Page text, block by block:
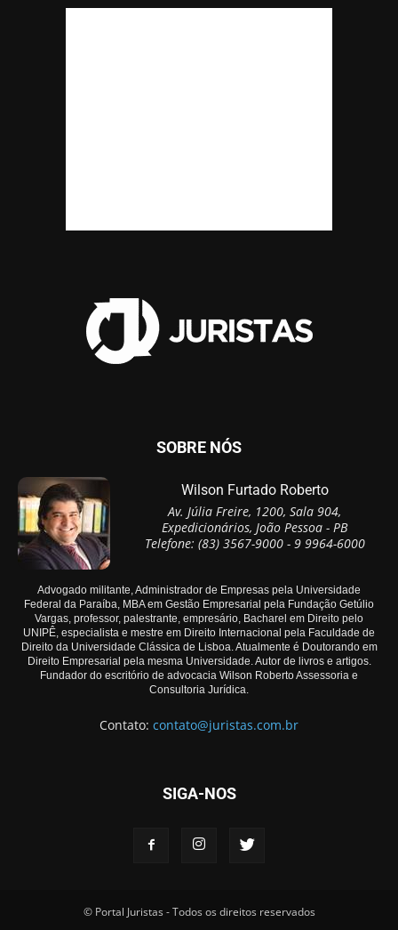
SOBRE NÓS
Wilson Furtado Roberto
Av. Júlia Freire, 1200, Sala 904,
Expedicionários, João Pessoa - PB
Telefone: (83) 3567-9000 - 9 9964-6000
Advogado militante, Administrador de Empresas pela Universidade
Federal da Paraíba, MBA em Gestão Empresarial pela Fundação Getúlio
Vargas, professor, palestrante, empresário, Bacharel em Direito pelo
UNIPÊ, especialista e mestre em Direito Internacional pela Faculdade de
Direito da Universidade Clássica de Lisboa. Atualmente é Doutorando em
Direito Empresarial pela mesma Universidade. Autor de livros e artigos.
Fundador do escritório de advocacia Wilson Roberto Assessoria e
Consultoria Jurídica.
Contato: contato@juristas.com.br
SIGA-NOS
© Portal Juristas - Todos os direitos reservados